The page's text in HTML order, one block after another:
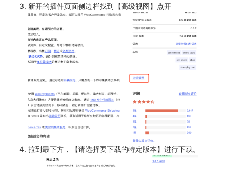
新开的插件页面侧边栏找到【高级视图】点开
拉到最下方，【请选择要下载的特定版本】进行下载。